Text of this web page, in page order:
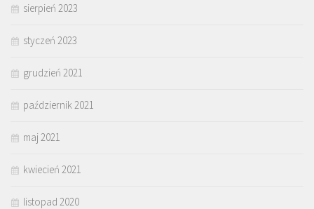
sierpień 2023
styczeń 2023
grudzień 2021
październik 2021
maj 2021
kwiecień 2021
listopad 2020